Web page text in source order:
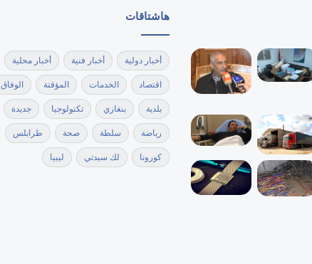
هاشتاقات
أخبار دولية أخبار فنية أخبار محلية
اقتصاد الخدمات المؤقتة الوفاق
بلدية بنغازي تكنولوجيا جديدة
رياضة سلطة صحة طرابلس
كورونا لك سيدتي ليبيا